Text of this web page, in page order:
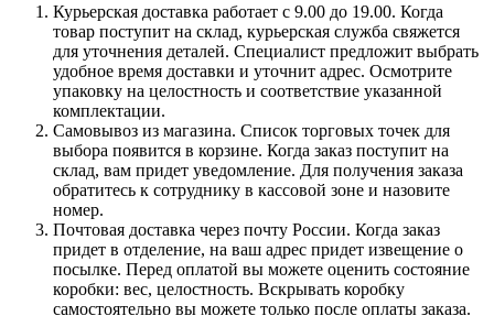
Курьерская доставка работает с 9.00 до 19.00. Когда
товар поступит на склад, курьерская служба свяжется
для уточнения деталей. Специалист предложит выбрать
удобное время доставки и уточнит адрес. Осмотрите
упаковку на целостность и соответствие указанной
комплектации.
Самовывоз из магазина. Список торговых точек для
выбора появится в корзине. Когда заказ поступит на
склад, вам придет уведомление. Для получения заказа
обратитесь к сотруднику в кассовой зоне и назовите
номер.
Почтовая доставка через почту России. Когда заказ
придет в отделение, на ваш адрес придет извещение о
посылке. Перед оплатой вы можете оценить состояние
коробки: вес, целостность. Вскрывать коробку
самостоятельно вы можете только после оплаты заказа.